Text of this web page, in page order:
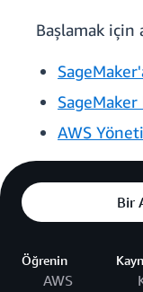
Başlamak için
AWS
Bir
Öğrenin
AWS